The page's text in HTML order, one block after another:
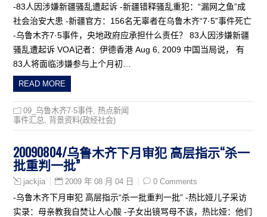
-83人因涉嫌新疆骚乱遭起诉 -新疆错释骚乱重犯：“漏网之鱼”成
社会治安大患 -新疆官方：156名无辜者在乌鲁木齐“7·5”事件死亡
-乌鲁木齐7·5事件，央地政府应承担什么责任？ 83人因涉嫌新疆
骚乱遭起诉 VOA记者：伊德香港 Aug 6, 2009 中国当局说， 有
83人将面临涉嫌参与上个月初…
READ MORE
09_乌鲁木齐7·5事件 ,热点新闻
事件汇总
背景资料(政经社会)
20090804/乌鲁木齐下月审犯 高层指示“杀一
批重判一批”
jackjia 2009 年 08 月 04 日 0 Comments
-乌鲁木齐下月审犯 高层指示“杀一批重判一批” -热比娅儿子采访
实录：母亲教我自焚让人心酸 -子女出镜骂母不该，热比娅：他们